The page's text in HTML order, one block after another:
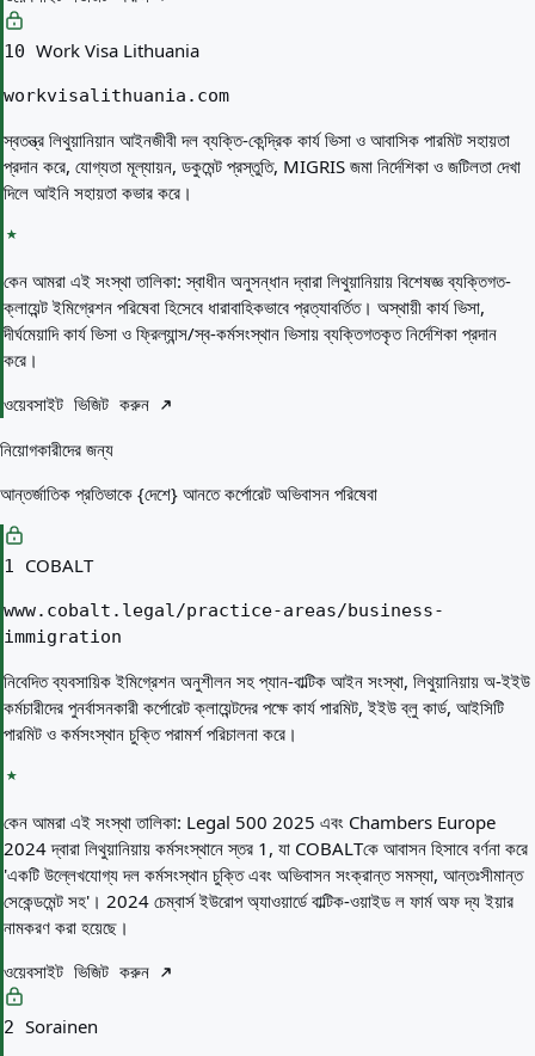
10 Work Visa Lithuania
workvisalithuania.com
স্বতন্ত্র লিথুয়ানিয়ান আইনজীবী দল ব্যক্তি-কেন্দ্রিক কার্য ভিসা ও আবাসিক পারমিট সহায়তা
প্রদান করে, যোগ্যতা মূল্যায়ন, ডকুমেন্ট প্রস্তুতি, MIGRIS জমা নির্দেশিকা ও জটিলতা দেখা
দিলে আইনি সহায়তা কভার করে।
কেন আমরা এই সংস্থা তালিকা:স্বাধীন অনুসন্ধান দ্বারা লিথুয়ানিয়ায় বিশেষজ্ঞ ব্যক্তিগত-
ক্লায়েন্ট ইমিগ্রেশন পরিষেবা হিসেবে ধারাবাহিকভাবে প্রত্যাবর্তিত। অস্থায়ী কার্য ভিসা,
দীর্ঘমেয়াদি কার্য ভিসা ও ফ্রিল্যান্স/স্ব-কর্মসংস্থান ভিসায় ব্যক্তিগতকৃত নির্দেশিকা প্রদান
করে।
ওয়েবসাইট ভিজিট করুন
নিয়োগকারীদের জন্য
আন্তর্জাতিক প্রতিভাকে {দেশে} আনতে কর্পোরেট অভিবাসন পরিষেবা
1 COBALT
www.cobalt.legal/practice-areas/business-
immigration
নিবেদিত ব্যবসায়িক ইমিগ্রেশন অনুশীলন সহ প্যান-বাল্টিক আইন সংস্থা, লিথুয়ানিয়ায় অ-ইইউ
কর্মচারীদের পুনর্বাসনকারী কর্পোরেট ক্লায়েন্টদের পক্ষে কার্য পারমিট, ইইউ ব্লু কার্ড, আইসিটি
পারমিট ও কর্মসংস্থান চুক্তি পরামর্শ পরিচালনা করে।
কেন আমরা এই সংস্থা তালিকা: Legal 500 2025 এবং Chambers Europe
2024 দ্বারা লিথুয়ানিয়ায় কর্মসংস্থানে স্তর 1, যা COBALTকে আবাসন হিসাবে বর্ণনা করে
'একটি উল্লেখযোগ্য দল কর্মসংস্থান চুক্তি এবং অভিবাসন সংক্রান্ত সমস্যা, আন্তঃসীমান্ত
সেকেন্ডমেন্ট সহ'। 2024 চেম্বার্স ইউরোপ অ্যাওয়ার্ডে বাল্টিক-ওয়াইড ল ফার্ম অফ দ্য ইয়ার
নামকরণ করা হয়েছে।
ওয়েবসাইট ভিজিট করুন
2 Sorainen